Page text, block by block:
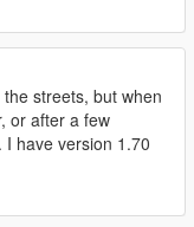
streets, but when
or after a few
have version 1.70